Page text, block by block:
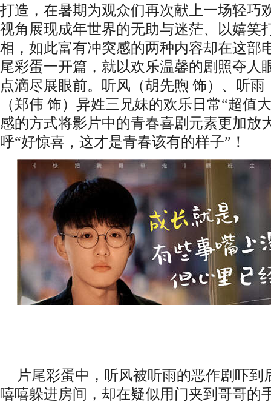
打造，在暑期为观众们再次献上一场轻巧
视角展现成年世界的无助与迷茫、以嬉笑
相，如此富有冲突感的两种内容却在这部
尾彩蛋一开篇，就以欢乐温馨的剧照夺人
点滴尽展眼前。 听风 （胡先煦 饰） 、听雨
（郑伟 饰） 异姓三兄妹的欢乐日常“超值
感的方式将影片中的青春喜剧元素更加放
呼“好惊喜，这才是青春该有的样子”！
片尾彩蛋中，听风被听雨的恶作剧吓
嘻嘻躲进房间，却在疑似用门夹到哥哥的